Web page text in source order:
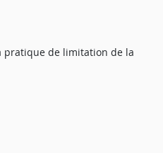
pratique de limitation de la